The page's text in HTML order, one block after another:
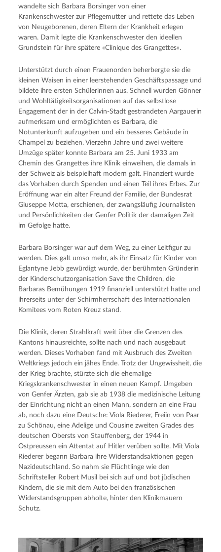
wandelte sich Barbara Borsinger von einer
Krankenschwester zur Pflegemutter und rettete das Leben
von Neugeborenen, deren Eltern der Krankheit erlegen
waren. Damit legte die Krankenschwester den ideellen
Grundstein für ihre spätere «Clinique des Grangettes».
Unterstützt durch einen Frauenorden beherbergte sie die
kleinen Waisen in einer leerstehenden Geschäftspassage und
bildete ihre ersten Schülerinnen aus. Schnell wurden Gönner
und Wohltätigkeitsorganisationen auf das selbstlose
Engagement der in der Calvin-Stadt gestrandeten Aargauerin
aufmerksam und ermöglichten es Barbara, die
Notunterkunft aufzugeben und ein besseres Gebäude in
Champel zu beziehen. Vierzehn Jahre und zwei weitere
Umzüge später konnte Barbara am 25. Juni 1933 am
Chemin des Grangettes ihre Klinik einweihen, die damals in
der Schweiz als beispielhaft modern galt. Finanziert wurde
das Vorhaben durch Spenden und einen Teil ihres Erbes. Zur
Eröffnung war ein alter Freund der Familie, der Bundesrat
Giuseppe Motta, erschienen, der zwangsläufig Journalisten
und Persönlichkeiten der Genfer Politik der damaligen Zeit
im Gefolge hatte.
Barbara Borsinger war auf dem Weg, zu einer Leitfigur zu
werden. Dies galt umso mehr, als ihr Einsatz für Kinder von
Eglantyne Jebb gewürdigt wurde, der berühmten Gründerin
der Kinderschutzorganisation Save the Children, die
Barbaras Bemühungen 1919 finanziell unterstützt hatte und
ihrerseits unter der Schirmherrschaft des Internationalen
Komitees vom Roten Kreuz stand.
Die Klinik, deren Strahlkraft weit über die Grenzen des
Kantons hinausreichte, sollte nach und nach ausgebaut
werden. Dieses Vorhaben fand mit Ausbruch des Zweiten
Weltkriegs jedoch ein jähes Ende. Trotz der Ungewissheit, die
der Krieg brachte, stürzte sich die ehemalige
Kriegskrankenschwester in einen neuen Kampf. Umgeben
von Genfer Ärzten, gab sie ab 1938 die medizinische Leitung
der Einrichtung nicht an einen Mann, sondern an eine Frau
ab, noch dazu eine Deutsche: Viola Riederer, Freiin von Paar
zu Schönau, eine Adelige und Cousine zweiten Grades des
deutschen Obersts von Stauffenberg, der 1944 in
Ostpreussen ein Attentat auf Hitler verüben sollte. Mit Viola
Riederer begann Barbara ihre Widerstandsaktionen gegen
Nazideutschland. So nahm sie Flüchtlinge wie den
Schriftsteller Robert Musil bei sich auf und bot jüdischen
Kindern, die sie mit dem Auto bei den französischen
Widerstandsgruppen abholte, hinter den Klinikmauern
Schutz.